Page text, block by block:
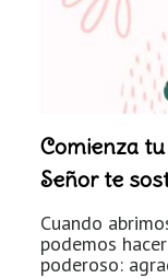
Comienza
Señor te
Cuando
podemos
poderoso: